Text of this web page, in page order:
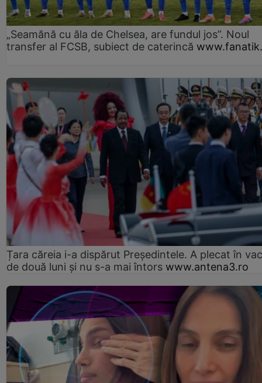
„Seamănă cu ăla de Chelsea, are fundul jos”. Noul
transfer al FCSB, subiect de caterincă
Țara căreia i-a dispărut Președintele. A plecat în
de două luni și nu s-a mai întors www.antena3.ro